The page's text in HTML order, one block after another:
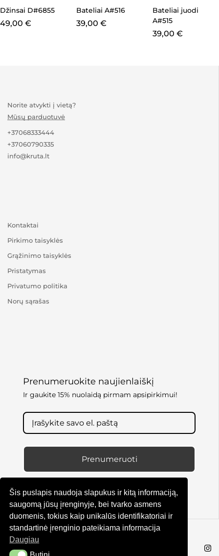
Šis puslapis naudoja slapukus ir kitą informaciją,
saugomą jūsų įrenginyje, bei tvarko asmens
duomenis, tokius kaip unikalūs identifikatoriai ir
standartinė įrenginio pateikiama informacija
Daugiau
Džinsai D#6855
49,00 €
Bateliai A#516
39,00 €
Bateliai juodi
A#515
39,00 €
Norite atvykti į vietą?
Mūsų parduotuvė
+37068333444
+37060790335
info@kruta.lt
Kontaktai
Pirkimo taisyklės
Grąžinimo taisyklės
Pristatymas
Privatumo politika
Norų sąrašas
Prenumeruokite naujienlaiškį
Ir gaukite 15% nuolaidą pirmam apsipirkimui!
Prenumeruoti